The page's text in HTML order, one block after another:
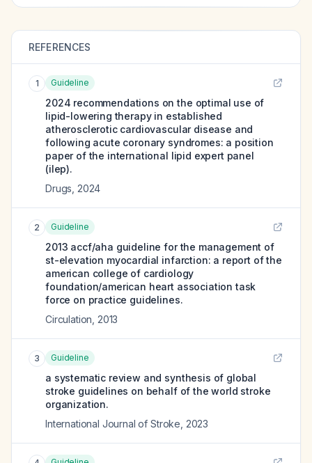
REFERENCES
1 Guideline
2024 recommendations on the optimal use of
lipid-lowering therapy in established
atherosclerotic cardiovascular disease and
following acute coronary syndromes: a position
paper of the international lipid expert panel
(ilep).
Drugs 2024
2 Guideline
2013 accf/aha guideline for the management of
st-elevation myocardial infarction: a report of the
american college of cardiology
foundation/american heart association task
force on practice guidelines.
Circulation 2013
3 Guideline
a systematic review and synthesis of global
stroke guidelines on behalf of the world stroke
organization.
International Journal of Stroke 2023